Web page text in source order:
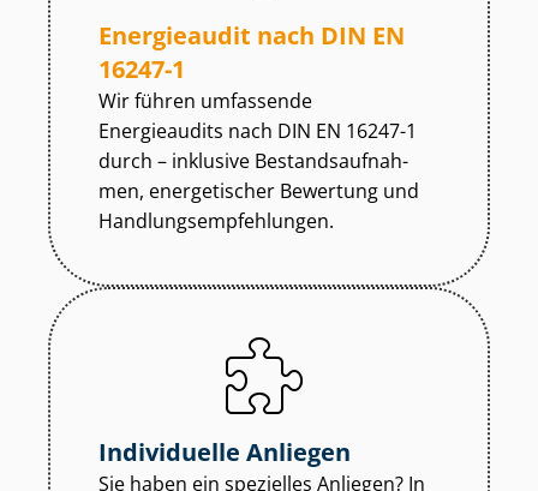
Energieaudit nach DIN EN
16247-1
Wir führen umfassende
Energieaudits nach DIN EN 16247-1
durch – inklusive Be­stands­auf­nah­
men, energetischer Bewertung und
Hand­lungs­emp­feh­lun­gen.
Individuelle Anliegen
Sie haben ein spezielles Anliegen? In